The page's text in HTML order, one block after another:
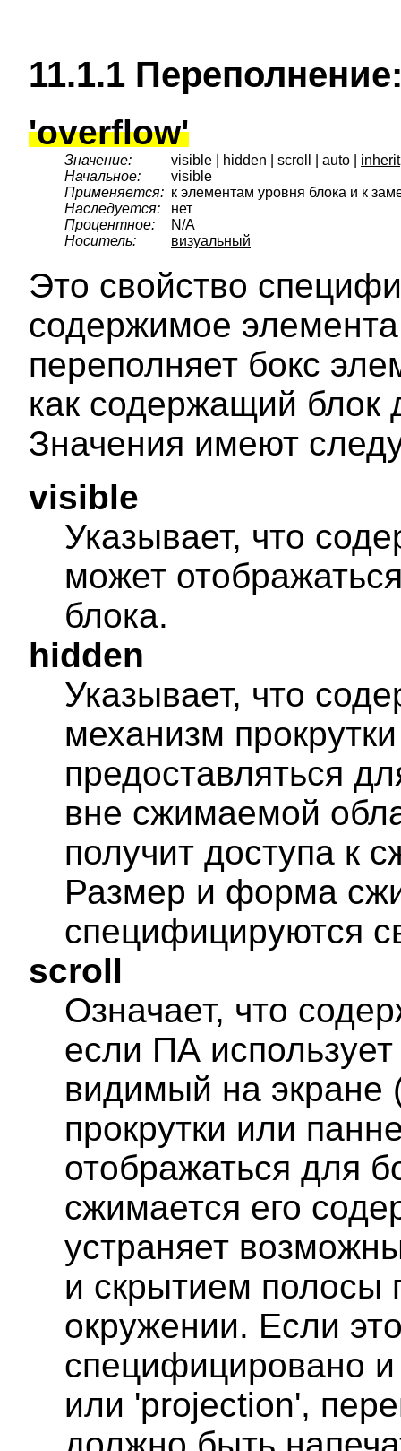
11.1.1 Переполнение
'overflow'
Значение: visible | hidden | scroll | auto | inherit
Начальное:
visible
Применяется: к элементам уровня блока и к
Наследуется:
нет
Процентное:
N/A
Носитель:
визуальный
Это свойство
содержимое
переполняет бокс
как содержащий блок
Значения имеют
visible
Указывает, что
может
блока.
hidden
Указывает, что
механизм
предоставляться
вне сжимаемой
получит доступа к
Размер и форма
специфицируются
scroll
Означает, что
если ПА
видимый на экране
прокрутки или
отображаться для
сжимается его
устраняет
и скрытием полосы
окружении. Если
специфицировано
или 'projection',